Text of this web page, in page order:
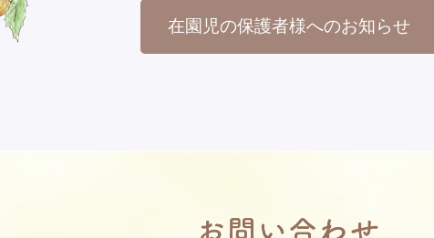
在園児の保護者様へのお知らせ